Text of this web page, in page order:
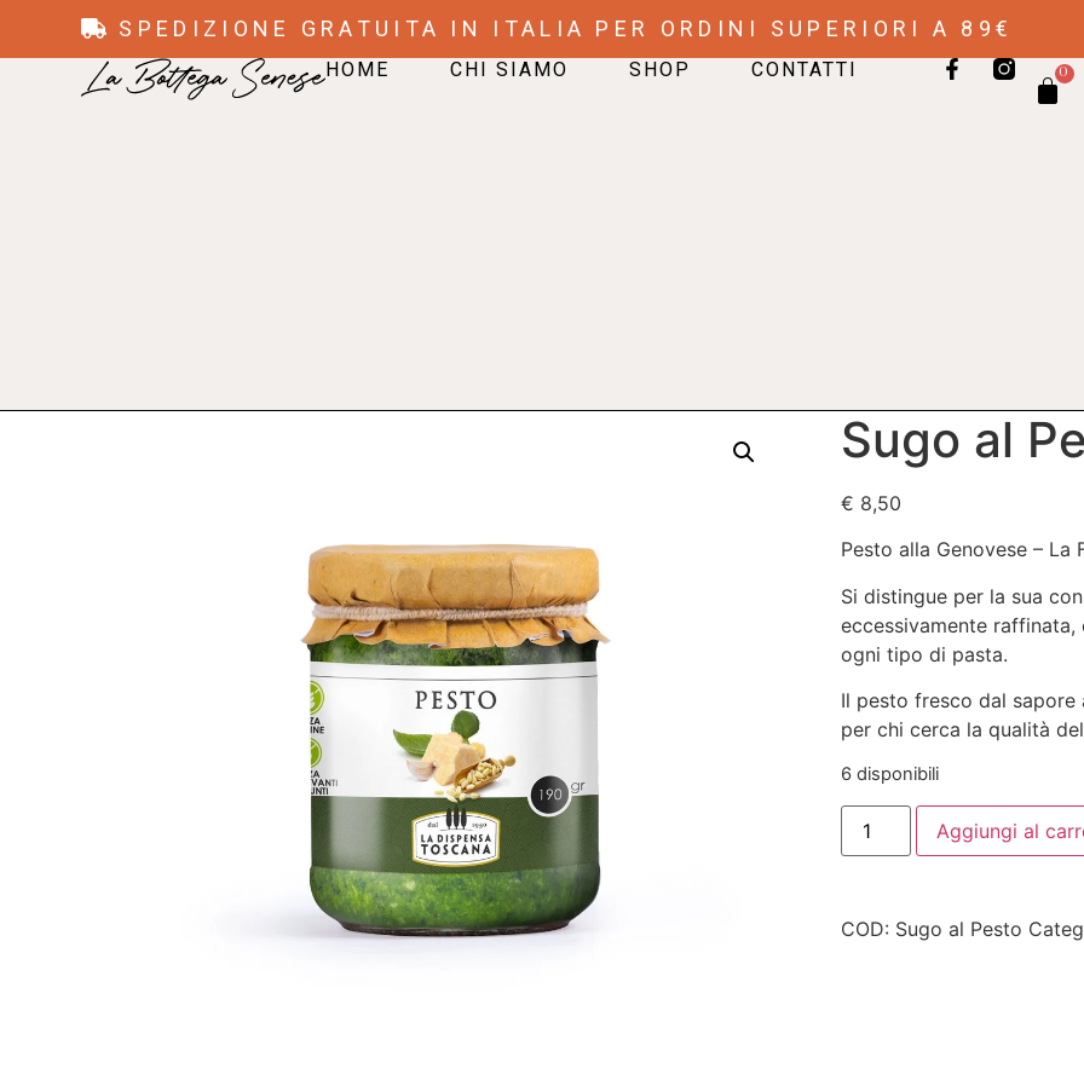
SPEDIZIONE GRATUITA IN ITALIA PER ORDINI SUPERIORI A 89€
HOME CHI SIAMO SHOP CONTATTI 0
Sugo al
€ 8,50
Pesto alla Genovese – La
Si distingue per la sua
eccessivamente
ogni tipo di pasta.
Il pesto fresco dal
per chi cerca la qualità
6 disponibili
Aggiungi al
COD: Sugo al Pesto